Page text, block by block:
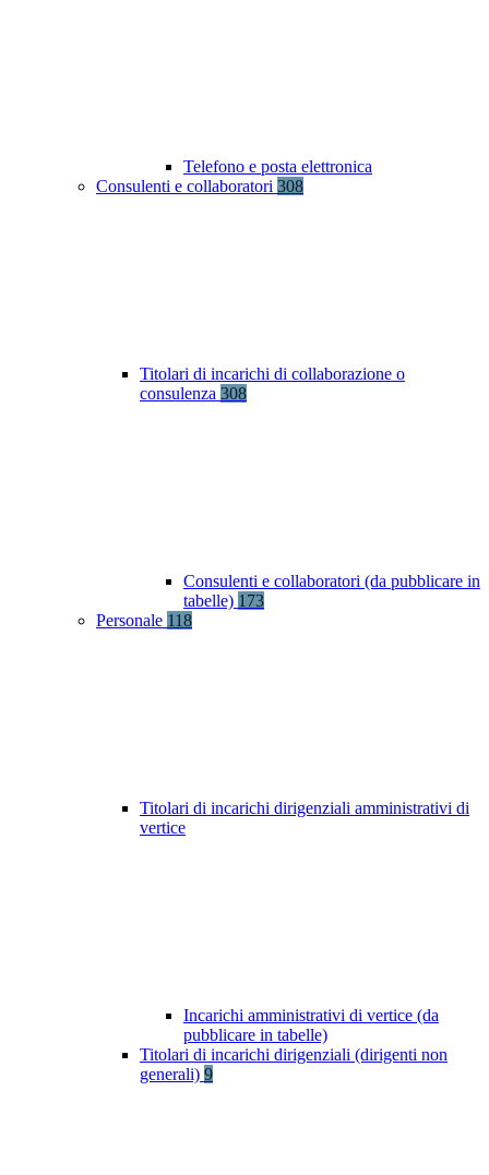
Telefono e posta elettronica
Consulenti e collaboratori 308
Titolari di incarichi di collaborazione o
consulenza 308
Consulenti e collaboratori (da pubblicare in
tabelle) 173
Personale 118
Titolari di incarichi dirigenziali amministrativi di
vertice
Incarichi amministrativi di vertice (da
pubblicare in tabelle)
Titolari di incarichi dirigenziali (dirigenti non
generali) 9